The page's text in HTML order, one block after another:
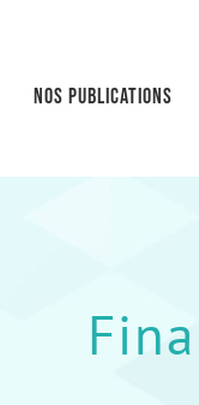
Nos publications